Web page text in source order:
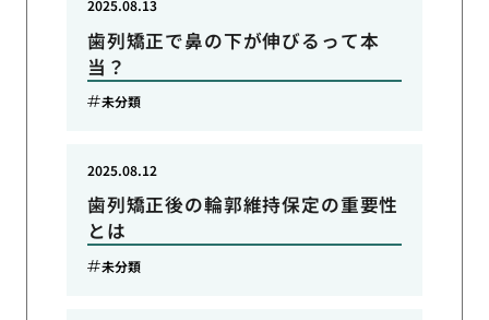
歯列矯正で鼻の下が伸びるって本
当？
2025.08.13
未分類
歯列矯正後の輪郭維持保定の重要性
とは
2025.08.12
未分類